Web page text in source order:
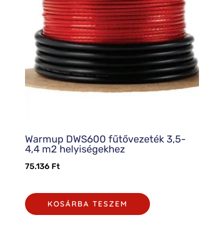
Warmup DWS600 fűtővezeték 3,5-
4,4 m2 helyiségekhez
75.136 Ft
KOSÁRBA TESZEM